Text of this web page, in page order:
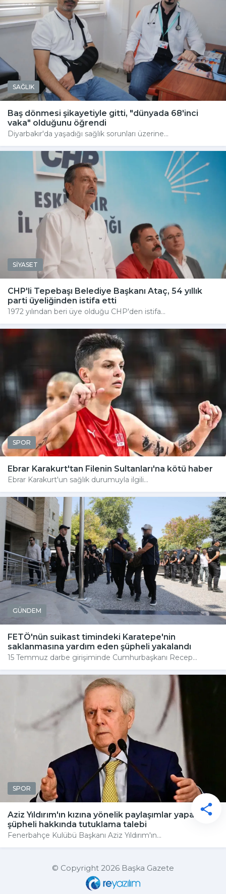
SAĞLIK
Baş dönmesi şikayetiyle gitti, "dünyada 68'inci
vaka" olduğunu öğrendi
Diyarbakır'da yaşadığı sağlık sorunları üzerine...
SİYASET
CHP'li Tepebaşı Belediye Başkanı Ataç, 54 yıllık
parti üyeliğinden istifa etti
1972 yılından beri üye olduğu CHP'den istifa...
SPOR
Ebrar Karakurt'tan Filenin Sultanları'na kötü haber
Ebrar Karakurt'un sağlık durumuyla ilgili...
GÜNDEM
FETÖ'nün suikast timindeki Karatepe'nin
saklanmasına yardım eden şüpheli yakalandı
15 Temmuz darbe girişiminde Cumhurbaşkanı Recep...
SPOR
Aziz Yıldırım'ın kızına yönelik paylaşımlar yapan
şüpheli hakkında tutuklama talebi
Fenerbahçe Kulübü Başkanı Aziz Yıldırım'ın...
© Copyright 2026 Başka Gazete